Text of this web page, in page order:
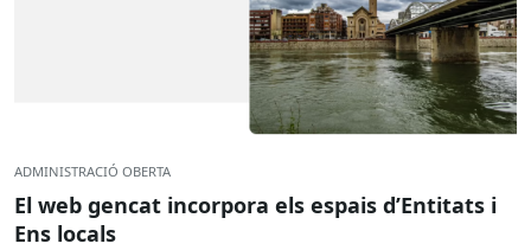
ADMINISTRACIÓ OBERTA
El web gencat incorpora els espais d’Entitats i
Ens locals